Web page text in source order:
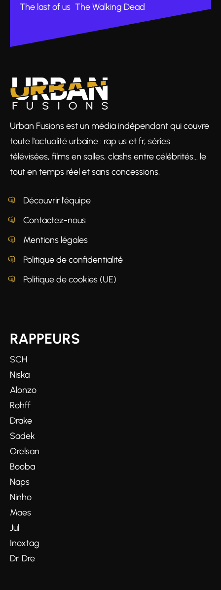
Urban Fusions est un média indépendant qui couvre
toute l'actualité urbaine : rap us et fr, séries
télévisées, films en salles, clashs entre célébrités… le
tout en temps réel et sans concessions.
Découvrir l'équipe
Contactez-nous
Mentions légales
Politique de confidentialité
Politique de cookies (UE)
RAPPEURS
SCH
Niska
Alonzo
Rohff
Drake
Sadek
Orelsan
Booba
Naps
Ninho
Maes
Jul
Inoxtag
Dr. Dre
The last of us The Walking Dead